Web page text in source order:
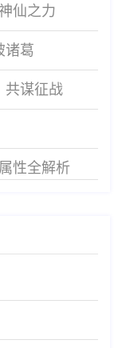
仙之力
诸葛
共谋征战
性全解析